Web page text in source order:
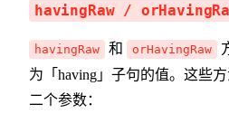
havingRaw /
havingRaw 和 orHavingRaw
为「having」子句的值。这些
二个参数：